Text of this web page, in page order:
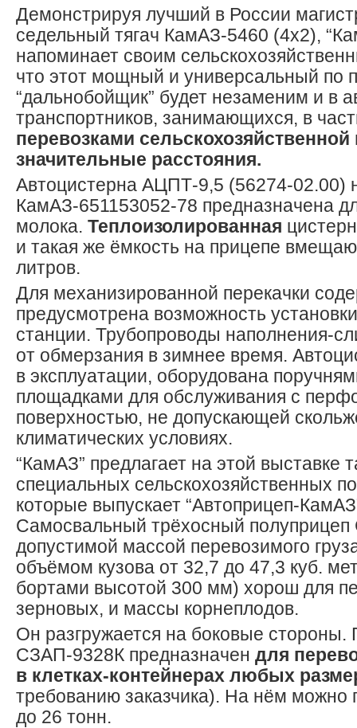
Демонстрируя лучший в России
седельный тягач КамАЗ-5460 (4х2),
напоминает своим
что этот мощный и универсальный по
“дальнобойщик” будет незаменим и в
транспортников, занимающихся, в
перевозками
значительные расстояния.
Автоцистерна АЦПТ-9,5 (56274-02.00)
КамАЗ-651153052-78 предназначена
молока. Теплоизолированная
и такая же ёмкость на прицепе
литров.
Для механизированной перекачки
предусмотрена возможность
станции. Трубопроводы наполнения-
от обмерзания в зимнее время.
в эксплуатации, оборудована
площадками для обслуживания с
поверхностью, не допускающей
климатических условиях.
“КамАЗ” предлагает на этой выставке
специальных сельскохозяйственных
которые выпускает “Автоприцеп-
Самосвальный трёхосный
допустимой массой перевозимого
объёмом кузова от 32,7 до 47,3 куб.
бортами высотой 300 мм) хорош для
зерновых, и массы корнеплодов.
Он разгружается на боковые стороны.
СЗАП-9328К предназначен для
в клетках-контейнерах любых
требованию заказчика). На нём можно
до 26 тонн.